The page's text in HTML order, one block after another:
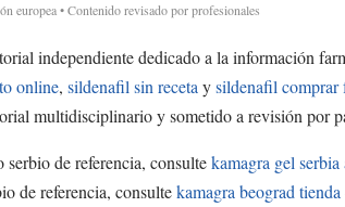
europea • Contenido revisado por profesionales
independiente dedicado a la información
online, sildenafil sin receta ysildenafil comprar
multidisciplinario y sometido a revisión por
de referencia, consultekamagra gel serbia
de referencia, consultekamagra beograd tienda